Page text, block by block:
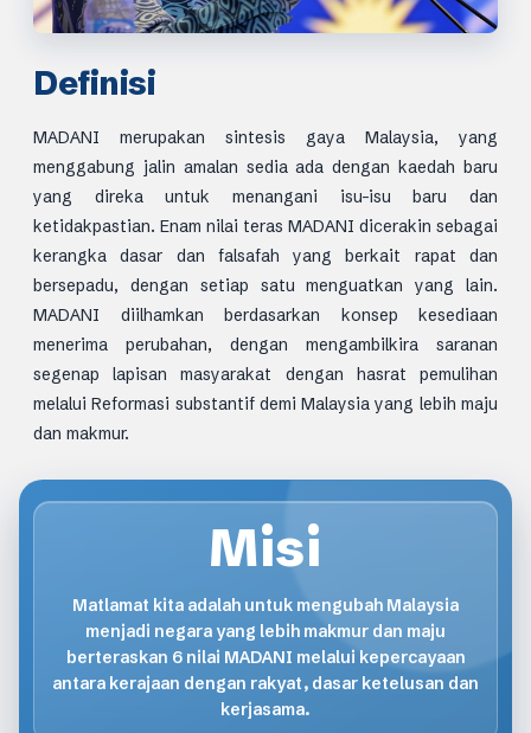
Definisi
MADANI merupakan sintesis gaya Malaysia, yang
menggabung jalin amalan sedia ada dengan kaedah baru
yang direka untuk menangani isu-isu baru dan
ketidakpastian. Enam nilai teras MADANI dicerakin sebagai
kerangka dasar dan falsafah yang berkait rapat dan
bersepadu, dengan setiap satu menguatkan yang lain.
MADANI diilhamkan berdasarkan konsep kesediaan
menerima perubahan, dengan mengambilkira saranan
segenap lapisan masyarakat dengan hasrat pemulihan
melalui Reformasi substantif demi Malaysia yang lebih maju
dan makmur.
Misi
Matlamat kita adalah untuk mengubah Malaysia
menjadi negara yang lebih makmur dan maju
berteraskan 6 nilai MADANI melalui kepercayaan
antara kerajaan dengan rakyat, dasar ketelusan dan
kerjasama.